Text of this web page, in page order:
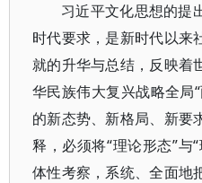
习近平文化思想的提
时代要求，是新时代以来
就的升华与总结，反映着
华民族伟大复兴战略全局
的新态势、新格局、新要
释，必须将“理论形态”与
体性考察，系统、全面地